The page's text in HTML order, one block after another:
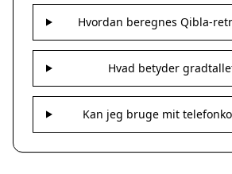
Assens
Bogense
Faaborg
Middelfart
Munkebo
Hvordan beregnes Qibla-
Hvad betyder
Kan jeg bruge mit